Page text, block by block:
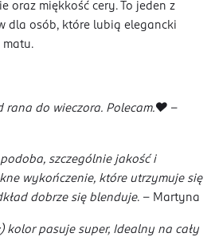
oraz miękkość cery. To jeden z
dla osób, które lubią elegancki
matu.
rana do wieczora. Polecam.❤️ -
szczególnie jakość i
wykończenie, które utrzymuje się
dobrze się blenduje. - Martyna
kolor pasuje super, Idealny na cały